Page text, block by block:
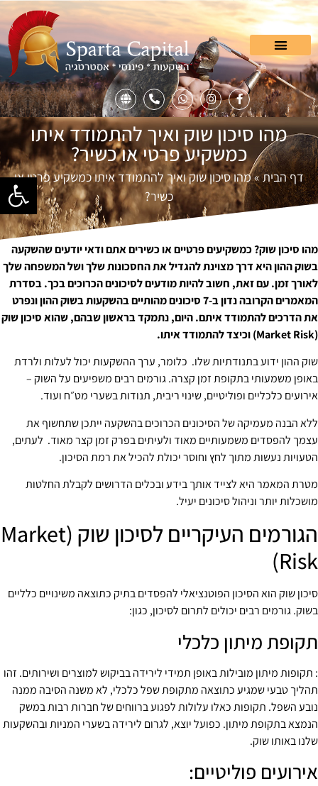
פתח
מהו סיכון שוק ואיך להתמודד איתו
כמשקיע פרטי או כשיר?
דף הבית»מהו סיכון שוק ואיך להתמודד איתו כמשקיע פרטי או
כשיר?
מהו סיכון שוק? כמשקיעים פרטיים או כשירים אתם ודאי יודעים שהשקעה
בשוק ההון היא דרך מצוינת להגדיל את החסכונות שלך ושל המשפחה שלך
לאורך זמן. עם זאת, חשוב להיות מודעים לסיכונים הכרוכים בכך. בסדרת
המאמרים הקרובה נדון ב-7 סיכונים מהותיים בהשקעות בשוק ההון ונפרט
את הדרכים להתמודד איתם. היום, נתמקד בראשון שבהם, שהוא סיכון שוק
(Market Risk) וכיצד להתמודד איתו.
שוק ההון ידוע בתנודתיות שלו. כלומר, ערך ההשקעות יכול לעלות ולרדת
באופן משמעותי בתקופת זמן קצרה. גורמים רבים משפיעים על השוק –
אירועים כלכליים ופוליטיים, שינוי ריבית, תנודות בשערי מט״ח ועוד.
ללא הבנה מעמיקה של הסיכונים הכרוכים בהשקעה ייתכן שתחשוף את
עצמך להפסדים משמעותיים מאוד ולעיתים בפרק זמן קצר מאוד. לעתים,
הטעויות נעשות מתוך לחץ וחוסר יכולת להכיל את רמת הסיכון.
מטרת המאמר היא לצייד אותך בידע ובכלים הדרושים לקבלת החלטות
מושכלות יותר וניהול סיכונים יעיל.
הגורמים העיקריים לסיכון שוק (Market
Risk)
סיכון שוק הוא הסיכון הפוטנציאלי להפסדים בתיק כתוצאה משינויים כלליים
בשוק. גורמים רבים יכולים לתרום לסיכון, כגון:
תקופת מיתון כלכלי
: תקופות מיתון מובילות באופן תמידי לירידה בביקוש למוצרים ושירותים. זהו
תהליך טבעי שמגיע כתוצאה מתקופת שפל כלכלי, לא משנה הסיבה ממנה
נובע השפל. תקופות כאלו עלולות לפגוע ברווחים של חברות רבות במשק
הנמצא בתקופת מיתון. כפועל יוצא, לגרום לירידה בשערי המניות ובהשקעות
שלנו באותו שוק.
אירועים פוליטיים: